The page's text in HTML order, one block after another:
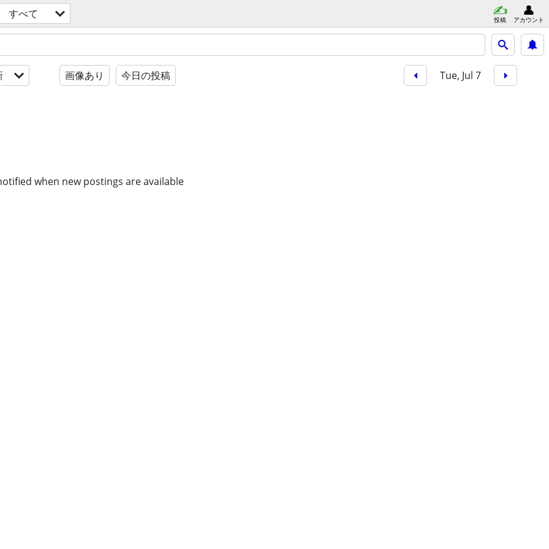
すべて 投稿 アカウント
画像あり 今日の投稿 Tue, Jul 7
when new postings are available